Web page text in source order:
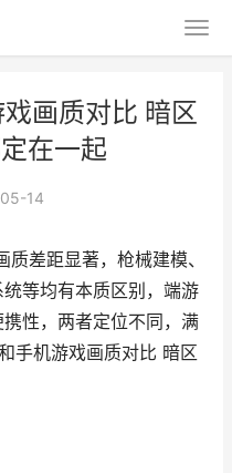
画质对比 暗区
在一起
14
差距显著，枪械建模、
等均有本质区别，端游
性，两者定位不同，满
手机游戏画质对比 暗区